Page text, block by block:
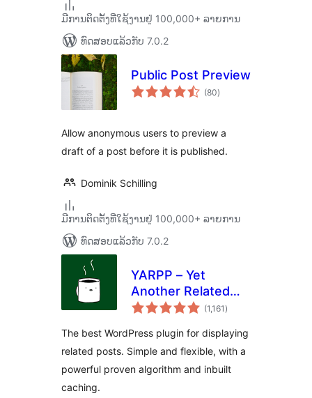
ມີການຕິດຕັ້ງທີ່ໃຊ້ງານຢູ່ 100,000+ ລາຍການ
ທົດສອບແລ້ວກັບ 7.0.2
Public Post Preview
(80ຄະແນນ
ທັງໝົດ
)
Allow anonymous users to preview a
draft of a post before it is published.
Dominik Schilling
ມີການຕິດຕັ້ງທີ່ໃຊ້ງານຢູ່ 100,000+ ລາຍການ
ທົດສອບແລ້ວກັບ 7.0.2
YARPP – Yet
Another Related
Posts Plugin(1,161 ຄະແນນ
ທັງໝົດ
)
The best WordPress plugin for displaying
related posts. Simple and flexible, with a
powerful proven algorithm and inbuilt
caching.